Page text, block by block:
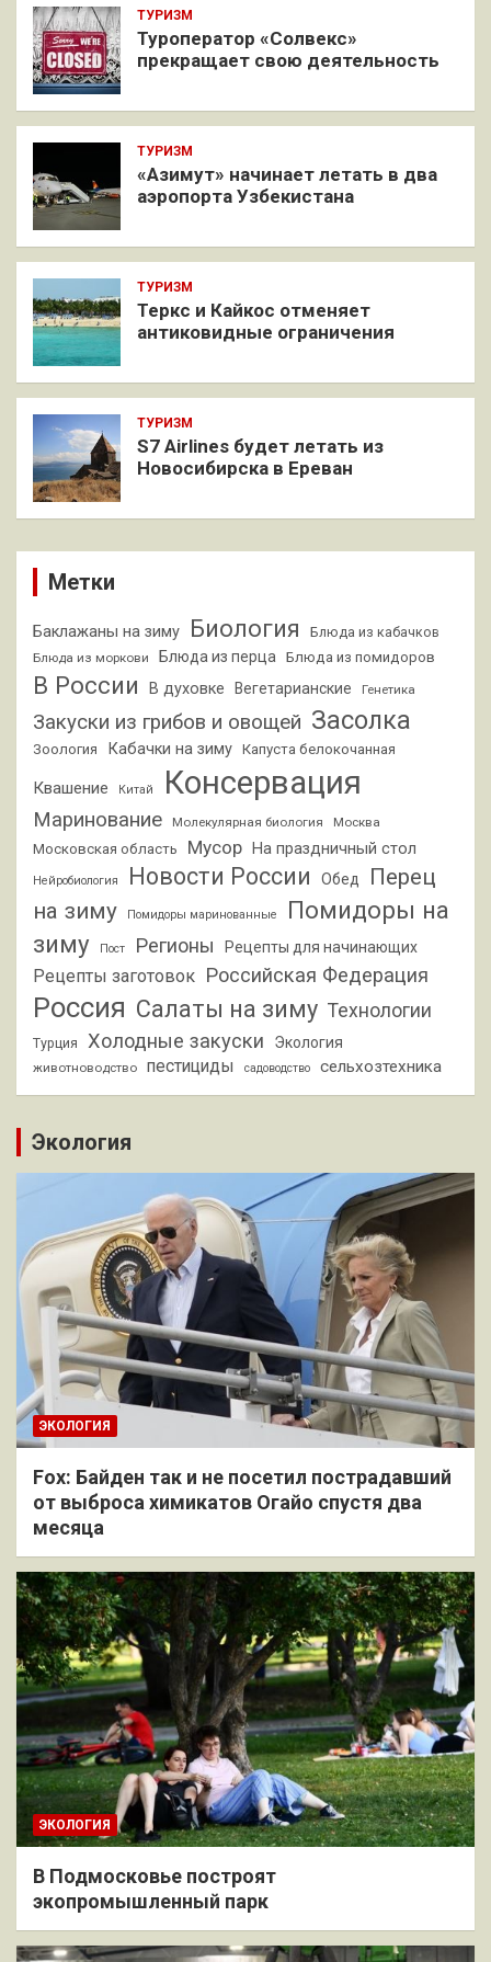
ТУРИЗМ
Туроператор «Солвекс»
прекращает свою деятельность
ТУРИЗМ
«Азимут» начинает летать в два
аэропорта Узбекистана
ТУРИЗМ
Теркс и Кайкос отменяет
антиковидные ограничения
ТУРИЗМ
S7 Airlines будет летать из
Новосибирска в Ереван
Метки
Баклажаны на зиму Биология Блюда из кабачков
Блюда из моркови Блюда из перца Блюда из помидоров
В России В духовке Вегетарианские Генетика
Закуски из грибов и овощей Засолка
Зоология Кабачки на зиму Капуста белокочанная
Квашение Китай Консервация
Маринование Молекулярная биология Москва
Московская область Мусор На праздничный стол
Нейробиология Новости России Обед
Перец
на зиму
Помидоры маринованные
Помидоры на
зиму
Пост Регионы Рецепты для начинающих
Рецепты заготовок Российская Федерация
Россия Салаты на зиму Технологии
Турция Холодные закуски Экология
животноводство пестициды садоводство сельхозтехника
Экология
ЭКОЛОГИЯ
Fox: Байден так и не посетил пострадавший
от выброса химикатов Огайо спустя два
месяца
ЭКОЛОГИЯ
В Подмосковье построят
экопромышленный парк